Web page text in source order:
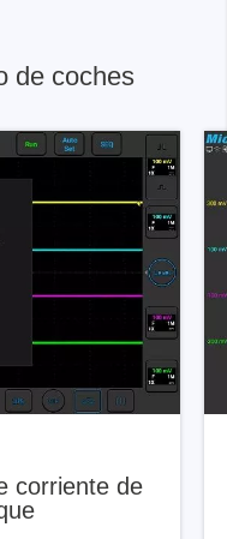
de coches
corriente de